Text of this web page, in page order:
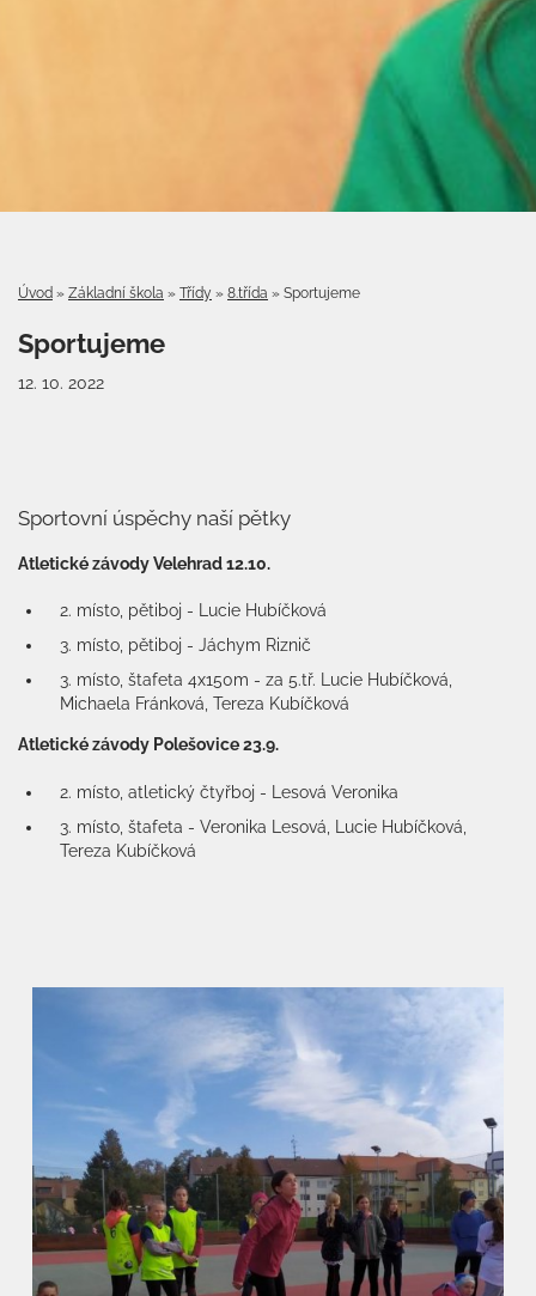
Úvod » Základní škola » Třídy » 8.třída » Sportujeme
Sportujeme
12. 10. 2022
Sportovní úspěchy naší pětky
Atletické závody Velehrad 12.10.
2. místo, pětiboj - Lucie Hubíčková
3. místo, pětiboj - Jáchym Riznič
3. místo, štafeta 4x150m - za 5.tř. Lucie Hubíčková,
Michaela Fránková, Tereza Kubíčková
Atletické závody Polešovice 23.9.
2. místo, atletický čtyřboj - Lesová Veronika
3. místo, štafeta - Veronika Lesová, Lucie Hubíčková,
Tereza Kubíčková